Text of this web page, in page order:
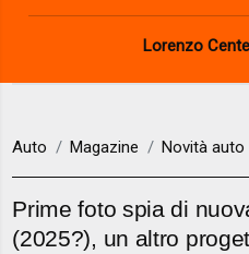
Lorenzo
Auto Magazine Novità auto
Prime foto spia di
(2025?), un altro